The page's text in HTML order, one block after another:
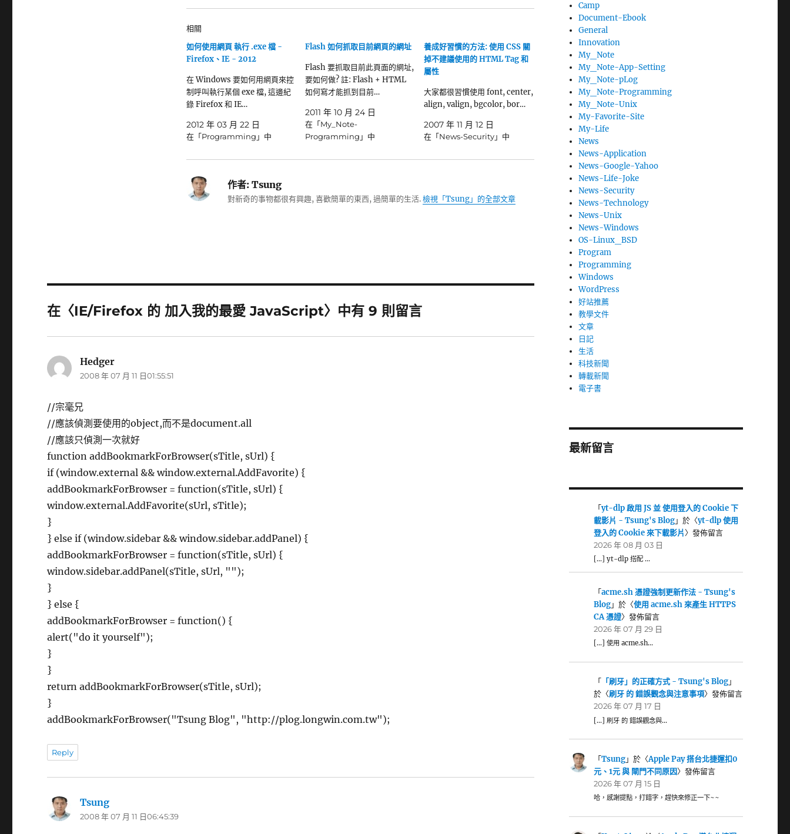
相關
如何使用網頁 執行 .exe 檔 -
Firefox、IE - 2012
在 Windows 要如何用網頁來控
制呼叫執行某個 exe 檔, 這邊紀
錄 Firefox 和 IE…
2012 年 03 月 22 日
在「Programming」中
Flash 如何抓取目前網頁的網址
Flash 要抓取目前此頁面的網址,
要如何做? 註: Flash + HTML
如何寫才能抓到目前…
2011 年 10 月 24 日
在「My_Note-
Programming」中
養成好習慣的方法: 使用 CSS 關
掉不建議使用的 HTML Tag 和
屬性
大家都很習慣使用 font, center,
align, valign, bgcolor, bor…
2007 年 11 月 12 日
在「News-Security」中
作者:Tsung
對新奇的事物都很有興趣, 喜歡簡單的東西, 過簡單的生活.檢視「Tsung」的全部文章
在〈IE/Firefox 的 加入我的最愛 JavaScript〉中有 9 則留言
Hedger
示:
2008 年 07 月 11 日01:55:51
//宗毫兄
//應該偵測要使用的object,而不是document.all
//應該只偵測一次就好
function addBookmarkForBrowser(sTitle, sUrl) {
if (window.external && window.external.AddFavorite) {
addBookmarkForBrowser = function(sTitle, sUrl) {
window.external.AddFavorite(sUrl, sTitle);
}
} else if (window.sidebar && window.sidebar.addPanel) {
addBookmarkForBrowser = function(sTitle, sUrl) {
window.sidebar.addPanel(sTitle, sUrl, "");
}
} else {
addBookmarkForBrowser = function() {
alert("do it yourself");
}
}
return addBookmarkForBrowser(sTitle, sUrl);
}
addBookmarkForBrowser("Tsung Blog", "http://plog.longwin.com.tw");
Reply
Tsung
示:
2008 年 07 月 11 日06:45:39
Camp
Document-Ebook
General
Innovation
My_Note
My_Note-App-Setting
My_Note-pLog
My_Note-Programming
My_Note-Unix
My-Favorite-Site
My-Life
News
News-Application
News-Google-Yahoo
News-Life-Joke
News-Security
News-Technology
News-Unix
News-Windows
OS-Linux_BSD
Program
Programming
Windows
WordPress
好站推薦
教學文件
文章
日記
生活
科技新聞
轉載新聞
電子書
最新留言
「yt-dlp 啟用 JS 並 使用登入的 Cookie 下
載影片 - Tsung's Blog」於〈yt-dlp 使用
登入的 Cookie 來下載影片〉發佈留言
2026 年 08 月 03 日
[…] yt-dlp 搭配 …
「acme.sh 憑證強制更新作法 - Tsung's
Blog」於〈使用 acme.sh 來產生 HTTPS
CA 憑證〉發佈留言
2026 年 07 月 29 日
[…] 使用 acme.sh…
「 「刷牙」的正確方式 - Tsung's Blog」
於〈刷牙 的 錯誤觀念與注意事項〉發佈留言
2026 年 07 月 17 日
[…] 刷牙 的 錯誤觀念與…
「Tsung」於〈Apple Pay 搭台北捷運扣0
元、1元 與 閘門不同原因〉發佈留言
2026 年 07 月 15 日
哈，感謝提點，打錯字，趕快來修正一下~~